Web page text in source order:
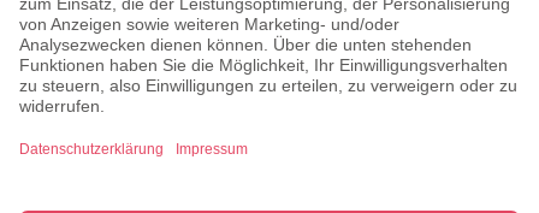
Informationen
Shopservice
© 2026 Taste Elements Shop - with